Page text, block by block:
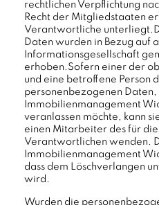
rechtlichen Verpflichtung
Recht der Mitgliedstaaten
Verantwortliche
Daten wurden in Bezug auf
Informationsgesellschaft
erhoben.Sofern einer der
und eine betroffene Person
personenbezogenen
Immobilienmanagement
veranlassen möchte, kann
einen Mitarbeiter des für
Verantwortlichen wenden.
Immobilienmanagement
dass dem Löschverlangen
wird.
Wurden die